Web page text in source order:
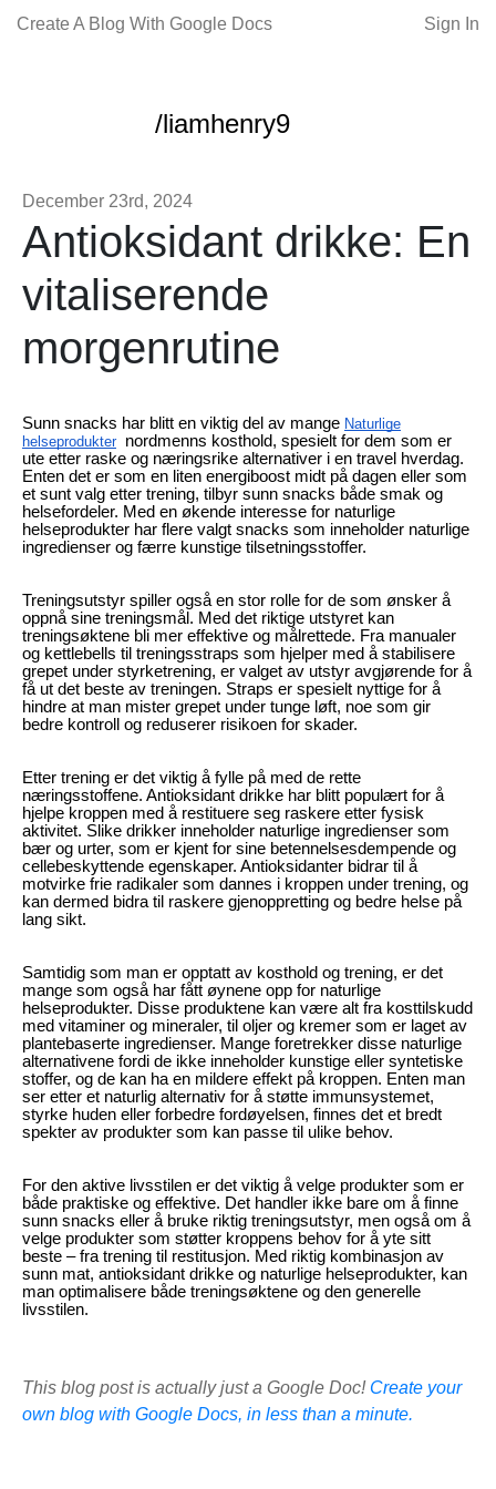
Create A Blog With Google Docs Sign In
/liamhenry9
December 23rd, 2024
Antioksidant drikke: En
vitaliserende
morgenrutine
Sunn snacks har blitt en viktig del av mange Naturlige
helseprodukter nordmenns kosthold, spesielt for dem som er
ute etter raske og næringsrike alternativer i en travel hverdag.
Enten det er som en liten energiboost midt på dagen eller som
et sunt valg etter trening, tilbyr sunn snacks både smak og
helsefordeler. Med en økende interesse for naturlige
helseprodukter har flere valgt snacks som inneholder naturlige
ingredienser og færre kunstige tilsetningsstoffer.
Treningsutstyr spiller også en stor rolle for de som ønsker å
oppnå sine treningsmål. Med det riktige utstyret kan
treningsøktene bli mer effektive og målrettede. Fra manualer
og kettlebells til treningsstraps som hjelper med å stabilisere
grepet under styrketrening, er valget av utstyr avgjørende for å
få ut det beste av treningen. Straps er spesielt nyttige for å
hindre at man mister grepet under tunge løft, noe som gir
bedre kontroll og reduserer risikoen for skader.
Etter trening er det viktig å fylle på med de rette
næringsstoffene. Antioksidant drikke har blitt populært for å
hjelpe kroppen med å restituere seg raskere etter fysisk
aktivitet. Slike drikker inneholder naturlige ingredienser som
bær og urter, som er kjent for sine betennelsesdempende og
cellebeskyttende egenskaper. Antioksidanter bidrar til å
motvirke frie radikaler som dannes i kroppen under trening, og
kan dermed bidra til raskere gjenoppretting og bedre helse på
lang sikt.
Samtidig som man er opptatt av kosthold og trening, er det
mange som også har fått øynene opp for naturlige
helseprodukter. Disse produktene kan være alt fra kosttilskudd
med vitaminer og mineraler, til oljer og kremer som er laget av
plantebaserte ingredienser. Mange foretrekker disse naturlige
alternativene fordi de ikke inneholder kunstige eller syntetiske
stoffer, og de kan ha en mildere effekt på kroppen. Enten man
ser etter et naturlig alternativ for å støtte immunsystemet,
styrke huden eller forbedre fordøyelsen, finnes det et bredt
spekter av produkter som kan passe til ulike behov.
For den aktive livsstilen er det viktig å velge produkter som er
både praktiske og effektive. Det handler ikke bare om å finne
sunn snacks eller å bruke riktig treningsutstyr, men også om å
velge produkter som støtter kroppens behov for å yte sitt
beste – fra trening til restitusjon. Med riktig kombinasjon av
sunn mat, antioksidant drikke og naturlige helseprodukter, kan
man optimalisere både treningsøktene og den generelle
livsstilen.
This blog post is actually just a Google Doc! Create your
own blog with Google Docs, in less than a minute.